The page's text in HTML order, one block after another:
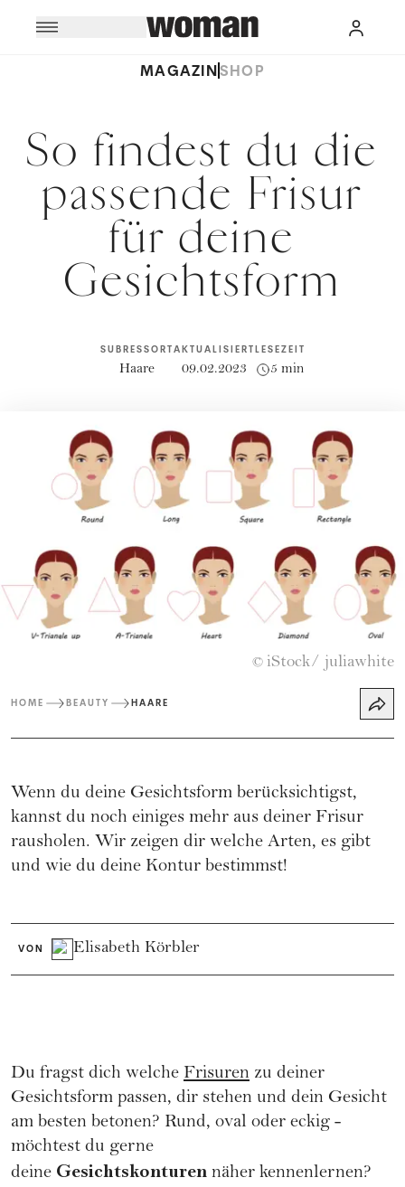
MAGAZINSHOP
So findest du die
passende Frisur
für deine
Gesichtsform
SUBRESSORT
Haare
AKTUALISIERT
09.02.2023
LESEZEIT
5 min
© iStock/ juliawhite
HOME BEAUTY HAARE
Wenn du deine Gesichtsform berücksichtigst,
kannst du noch einiges mehr aus deiner Frisur
rausholen. Wir zeigen dir welche Arten, es gibt
und wie du deine Kontur bestimmst!
VON Elisabeth Körbler
Du fragst dich welche Frisuren zu deiner
Gesichtsform passen, dir stehen und dein Gesicht
am besten betonen? Rund, oval oder eckig -
möchtest du gerne
deine Gesichtskonturen näher kennenlernen?